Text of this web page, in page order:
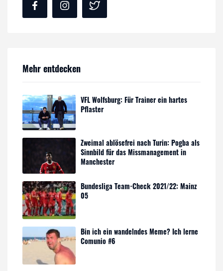
Mehr entdecken
VFL Wolfsburg: Für Trainer ein hartes
Pflaster
Zweimal ablösefrei nach Turin: Pogba als
Sinnbild für das Missmanagement in
Manchester
Bundesliga Team-Check 2021/22: Mainz
05
Bin ich ein wandelndes Meme? Ich lerne
Comunio #6